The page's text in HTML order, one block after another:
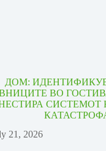
ДОМ:
ВО
СИСТЕМОТ
21, 2026